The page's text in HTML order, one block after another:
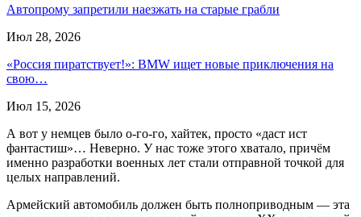
Автопрому запретили наезжать на старые грабли
Июл 28, 2026
«Россия пиратствует!»: BMW ищет новые приключения на
свою…
Июл 15, 2026
А вот у немцев было о-го-го, хайтек, просто «даст ист
фантастиш»… Неверно. У нас тоже этого хватало, причём
именно разработки военных лет стали отправной точкой для
целых направлений.
Армейский автомобиль должен быть полноприводным — эта